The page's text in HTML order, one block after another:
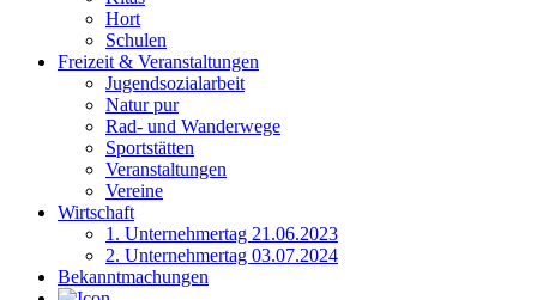
Hort
Schulen
Freizeit & Veranstaltungen
Jugendsozialarbeit
Natur pur
Rad- und Wanderwege
Sportstätten
Veranstaltungen
Vereine
Wirtschaft
1. Unternehmertag 21.06.2023
2. Unternehmertag 03.07.2024
Bekanntmachungen